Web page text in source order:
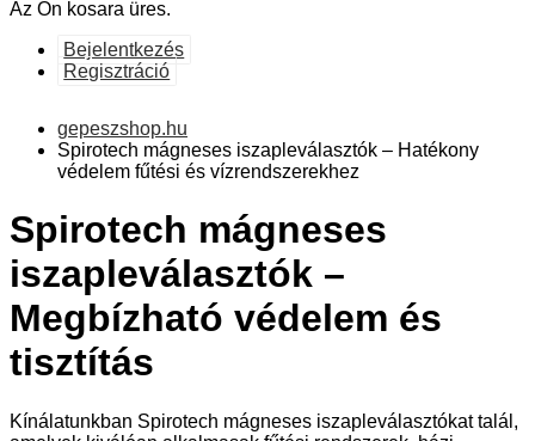
Az Ön kosara üres.
Bejelentkezés
Regisztráció
gepeszshop.hu
Spirotech mágneses iszapleválasztók – Hatékony
védelem fűtési és vízrendszerekhez
Spirotech mágneses
iszapleválasztók –
Megbízható védelem és
tisztítás
Kínálatunkban Spirotech mágneses iszapleválasztókat talál,